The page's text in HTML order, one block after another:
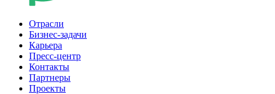
Отрасли
Бизнес-задачи
Карьера
Пресс-центр
Контакты
Партнеры
Проекты